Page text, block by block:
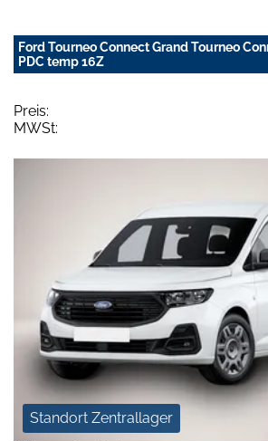
Ford Tourneo Connect Grand Tourneo
PDC temp 16Z
Preis:
MWSt:
Standort Zentrallager